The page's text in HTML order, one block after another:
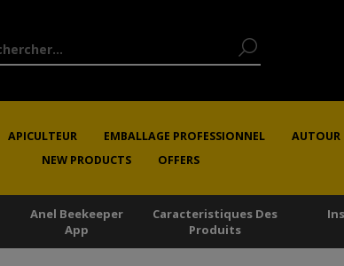
APICULTEUR EMBALLAGE PROFESSIONNEL AUTOUR
NEW PRODUCTS
OFFERS
Anel Beekeeper
App
Caracteristiques Des
Produits